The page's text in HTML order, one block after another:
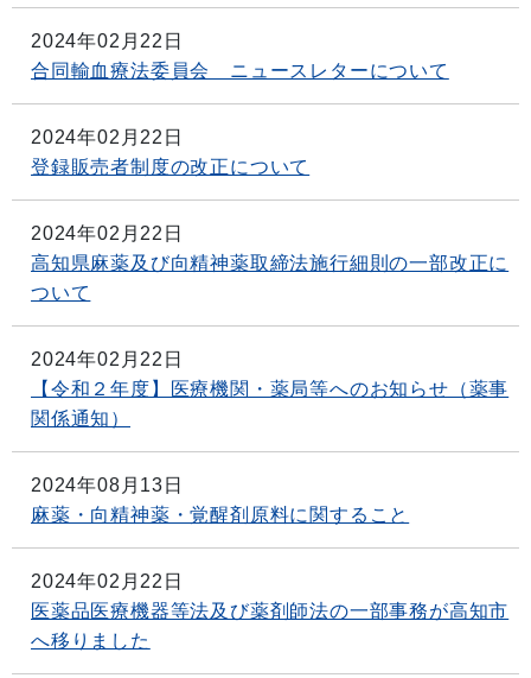
2024年02月22日
合同輸血療法委員会 ニュースレターについて
2024年02月22日
登録販売者制度の改正について
2024年02月22日
高知県麻薬及び向精神薬取締法施行細則の一部改正に
ついて
2024年02月22日
【令和２年度】医療機関・薬局等へのお知らせ（薬事
関係通知）
2024年08月13日
麻薬・向精神薬・覚醒剤原料に関すること
2024年02月22日
医薬品医療機器等法及び薬剤師法の一部事務が高知市
へ移りました